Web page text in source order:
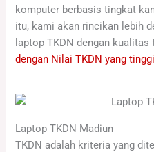
komputer berbasis tingkat
itu, kami akan rincikan lebih
laptop TKDN dengan
dengan Nilai TKDN yang tinggi
Laptop TKDN Madiun
TKDN adalah kriteria yang